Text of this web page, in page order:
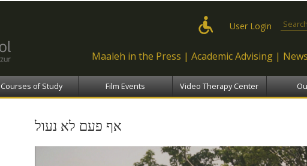
User Login
Maaleh in the Press Academic Advising
Courses of Study Film Events Video Therapy Center
אף פעם לא נעול